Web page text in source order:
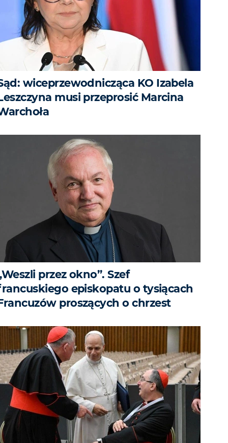
wiceprzewodnicząca KO Izabela
musi przeprosić Marcina
przez okno”. Szef
episkopatu o tysiącach
proszących o chrzest